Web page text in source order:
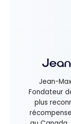
Jean-
Fondateur
plus